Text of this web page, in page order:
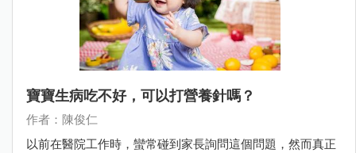
寶寶生病吃不好，可以打營養針嗎？
作者：陳俊仁
以前在醫院工作時，蠻常碰到家長詢問這個問題，然而真正